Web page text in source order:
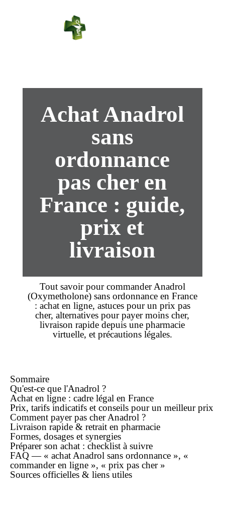
Achat Anadrol
sans
ordonnance
pas cher en
France : guide,
prix et
livraison
Tout savoir pourcommanderAnadrol
(Oxymetholone) sans ordonnanceen France
: achaten ligne, astuces pour un prix pas
cher, alternatives pourpayer moins cher,
livraison rapide depuis une pharmacie
virtuelle, et précautions légales.
Sommaire
Qu'est-ce que l'Anadrol ?
Achat en ligne : cadre légal en France
Prix, tarifs indicatifs et conseils pour un meilleur prix
Comment payer pas cherAnadrol ?
Livraison rapide & retrait en pharmacie
Formes, dosages et synergies
Préparer son achat : checklist à suivre
FAQ — « achat Anadrol sans ordonnance », «
commander en ligne », « prix pas cher »
Sources officielles & liens utiles